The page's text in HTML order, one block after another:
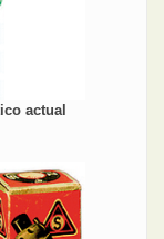
actual